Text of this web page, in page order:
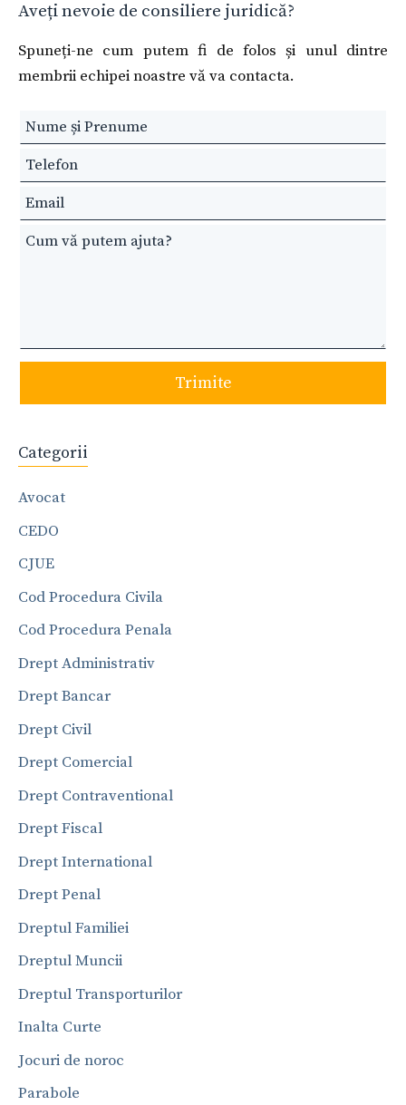
Aveți nevoie de consiliere juridică?
Spuneți-ne cum putem fi de folos și unul dintre
membrii echipei noastre vă va contacta.
Leave
this
field
blank
Trimite
Categorii
Avocat
CEDO
CJUE
Cod Procedura Civila
Cod Procedura Penala
Drept Administrativ
Drept Bancar
Drept Civil
Drept Comercial
Drept Contraventional
Drept Fiscal
Drept International
Drept Penal
Dreptul Familiei
Dreptul Muncii
Dreptul Transporturilor
Inalta Curte
Jocuri de noroc
Parabole